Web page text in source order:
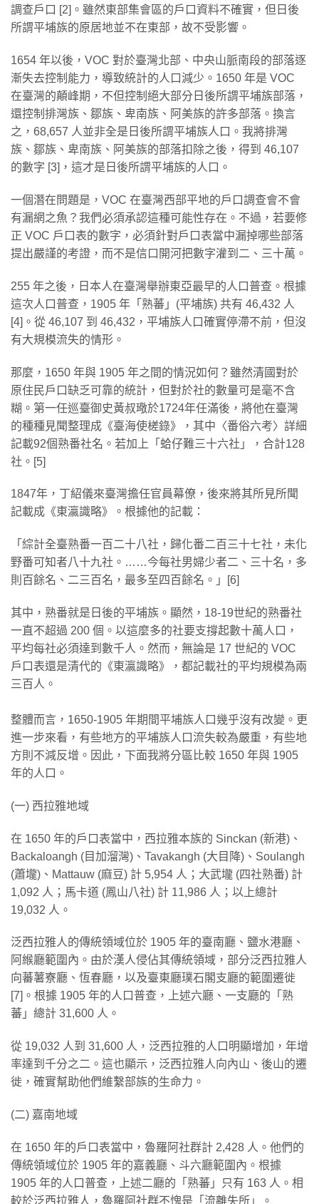
調查戶口 [2]。雖然東部集會區的戶口資料不確實，但日後
所謂平埔族的原居地並不在東部，故不受影響。
1654 年以後，VOC 對於臺灣北部、中央山脈南段的部落逐
漸失去控制能力，導致統計的人口減少。1650 年是 VOC
在臺灣的顛峰期，不但控制絕大部分日後所謂平埔族部落，
還控制排灣族、鄒族、卑南族、阿美族的許多部落。換言
之，68,657 人並非全是日後所謂平埔族人口。我將排灣
族、鄒族、卑南族、阿美族的部落扣除之後，得到 46,107
的數字 [3]，這才是日後所謂平埔族的人口。
一個潛在問題是，VOC 在臺灣西部平地的戶口調查會不會
有漏網之魚？我們必須承認這種可能性存在。不過，若要修
正 VOC 戶口表的數字，必須針對戶口表當中漏掉哪些部落
提出嚴謹的考證，而不是信口開河把數字灌到二、三十萬。
255 年之後，日本人在臺灣舉辦東亞最早的人口普查。根據
這次人口普查，1905 年「熟蕃」(平埔族) 共有 46,432 人
[4]。從 46,107 到 46,432，平埔族人口確實停滯不前，但沒
有大規模流失的情形。
那麼，1650 年與 1905 年之間的情況如何？雖然清國對於
原住民戶口缺乏可靠的統計，但對於社的數量可是毫不含
糊。第一任巡臺御史黃叔璥於1724年任滿後，將他在臺灣
的種種見聞整理成《臺海使槎錄》，其中〈番俗六考〉詳細
記載92個熟番社名。若加上「蛤仔難三十六社」，合計128
社。[5]
1847年，丁紹儀來臺灣擔任官員幕僚，後來將其所見所聞
記載成《東瀛識略》。根據他的記載：
「綜計全臺熟番一百二十八社，歸化番二百三十七社，未化
野番可知者八十九社。……今每社男婦少者二、三十名，多
則百餘名、二三百名，最多至四百餘名。」[6]
其中，熟番就是日後的平埔族。顯然，18-19世紀的熟番社
一直不超過 200 個。以這麼多的社要支撐起數十萬人口，
平均每社必須達到數千人。然而，無論是 17 世紀的 VOC
戶口表還是清代的《東瀛識略》，都記載社的平均規模為兩
三百人。
整體而言，1650-1905 年期間平埔族人口幾乎沒有改變。更
進一步來看，有些地方的平埔族人口流失較為嚴重，有些地
方則不減反增。因此，下面我將分區比較 1650 年與 1905
年的人口。
(一) 西拉雅地域
在 1650 年的戶口表當中，西拉雅本族的 Sinckan (新港)、
Backaloangh (目加溜灣)、Tavakangh (大目降)、Soulangh
(蕭壠)、Mattauw (麻豆) 計 5,954 人；大武壠 (四社熟番) 計
1,092 人；馬卡道 (鳳山八社) 計 11,986 人；以上總計
19,032 人。
泛西拉雅人的傳統領域位於 1905 年的臺南廳、鹽水港廳、
阿緱廳範圍內。由於漢人侵佔其傳統領域，部分泛西拉雅人
向蕃薯寮廳、恆春廳，以及臺東廳璞石閣支廳的範圍遷徙
[7]。根據 1905 年的人口普查，上述六廳、一支廳的「熟
蕃」總計 31,600 人。
從 19,032 人到 31,600 人，泛西拉雅的人口明顯增加，年增
率達到千分之二。這也顯示，泛西拉雅人向內山、後山的遷
徙，確實幫助他們維繫部族的生命力。
(二) 嘉南地域
在 1650 年的戶口表當中，魯羅阿社群計 2,428 人。他們的
傳統領域位於 1905 年的嘉義廳、斗六廳範圍內。根據
1905 年的人口普查，上述二廳的「熟蕃」只有 163 人。相
較於泛西拉雅人，魯羅阿社群不愧是「流離失所」。